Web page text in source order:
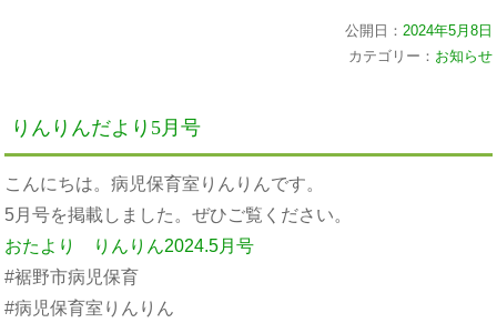
公開日： 2024年5月8日
カテゴリー： お知らせ
りんりんだより5月号
こんにちは。病児保育室りんりんです。
5月号を掲載しました。ぜひご覧ください。
おたより りんりん2024.5月号
#裾野市病児保育
#病児保育室りんりん